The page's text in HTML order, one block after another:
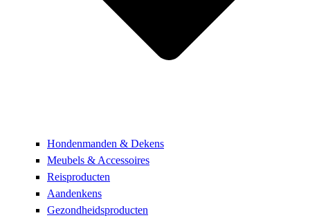
Hondenmanden & Dekens
Meubels & Accessoires
Reisproducten
Aandenkens
Gezondheidsproducten